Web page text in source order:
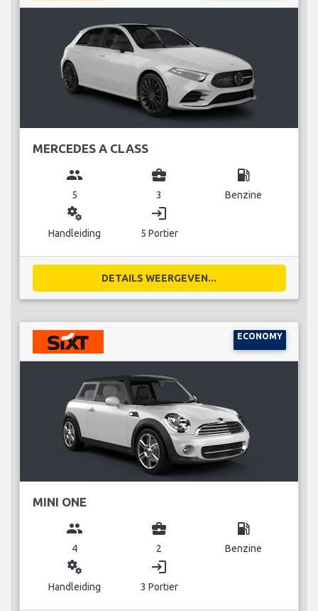
MERCEDES A CLASS
group
5
business_center
3
local_gas_station
Benzine
miscellaneous_services
Handleiding
login
5 Portier
DETAILS WEERGEVEN...
ECONOMY
MINI ONE
group
4
business_center
2
local_gas_station
Benzine
miscellaneous_services
Handleiding
login
3 Portier